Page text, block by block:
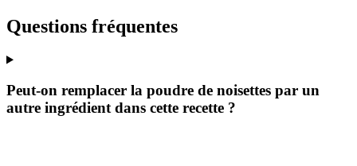
Questions fréquentes
Peut-on remplacer la poudre de noisettes par un
autre ingrédient dans cette recette ?